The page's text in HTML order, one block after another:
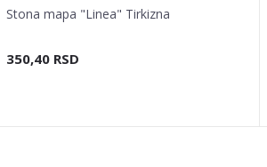
Stona mapa "Linea" Tirkizna
350,40 RSD